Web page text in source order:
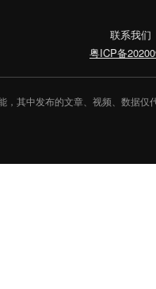
联系我们
粤ICP备
，其中发布的文章、视频、数据